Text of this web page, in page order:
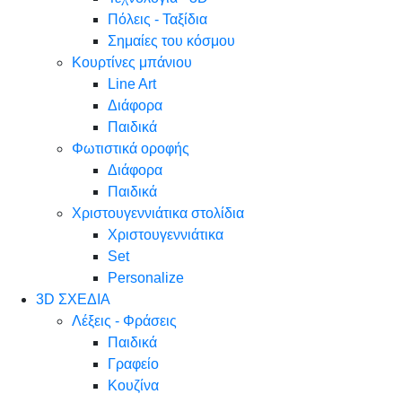
Πόλεις - Ταξίδια
Σημαίες του κόσμου
Κουρτίνες μπάνιου
Line Art
Διάφορα
Παιδικά
Φωτιστικά οροφής
Διάφορα
Παιδικά
Χριστουγεννιάτικα στολίδια
Χριστουγεννιάτικα
Set
Personalize
3D ΣΧΕΔΙΑ
Λέξεις - Φράσεις
Παιδικά
Γραφείο
Κουζίνα